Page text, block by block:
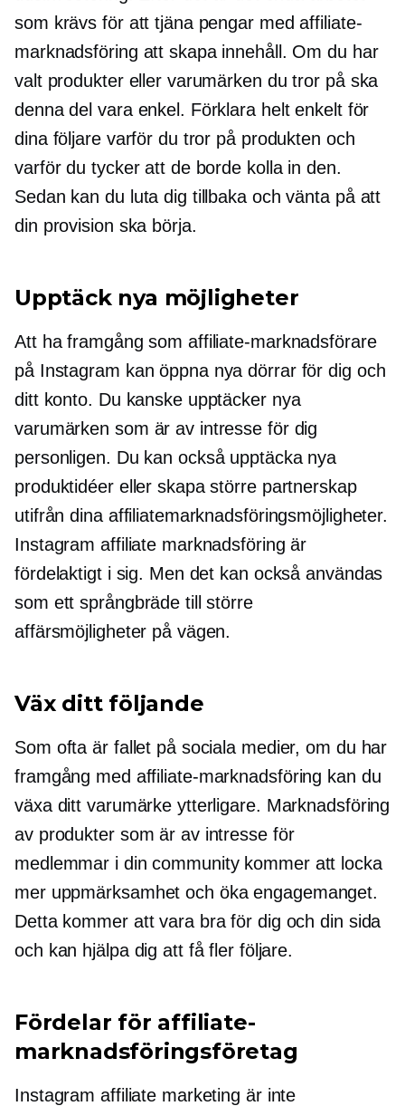
som krävs för att tjäna pengar med affiliate-
marknadsföring att skapa innehåll. Om du har
valt produkter eller varumärken du tror på ska
denna del vara enkel. Förklara helt enkelt för
dina följare varför du tror på produkten och
varför du tycker att de borde kolla in den.
Sedan kan du luta dig tillbaka och vänta på att
din provision ska börja.
Upptäck nya möjligheter
Att ha framgång som affiliate-marknadsförare
på Instagram kan öppna nya dörrar för dig och
ditt konto. Du kanske upptäcker nya
varumärken som är av intresse för dig
personligen. Du kan också upptäcka nya
produktidéer eller skapa större partnerskap
utifrån dina affiliatemarknadsföringsmöjligheter.
Instagram affiliate marknadsföring är
fördelaktigt i sig. Men det kan också användas
som ett språngbräde till större
affärsmöjligheter på vägen.
Väx ditt följande
Som ofta är fallet på sociala medier, om du har
framgång med affiliate-marknadsföring kan du
växa ditt varumärke ytterligare. Marknadsföring
av produkter som är av intresse för
medlemmar i din community kommer att locka
mer uppmärksamhet och öka engagemanget.
Detta kommer att vara bra för dig och din sida
och kan hjälpa dig att få fler följare.
Fördelar för affiliate-
marknadsföringsföretag
Instagram affiliate marketing är inte